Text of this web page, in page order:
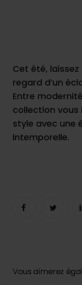
Cet été, laissez
regard d’un
Entre
collection
style avec une
intemporelle.
Vous aimerez